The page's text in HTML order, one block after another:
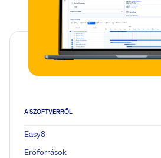
A SZOFTVERRŐL
Easy8
Erőforrások